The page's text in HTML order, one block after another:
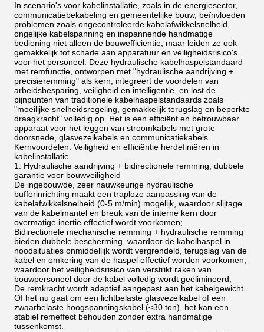
In scenario's voor kabelinstallatie, zoals in de energiesector,
communicatiebekabeling en gemeentelijke bouw, beïnvloeden
problemen zoals ongecontroleerde kabelafwikkelsnelheid,
ongelijke kabelspanning en inspannende handmatige
bediening niet alleen de bouwefficiëntie, maar leiden ze ook
gemakkelijk tot schade aan apparatuur en veiligheidsrisico's
voor het personeel. Deze hydraulische kabelhaspelstandaard
met remfunctie, ontworpen met "hydraulische aandrijving +
precisieremming" als kern, integreert de voordelen van
arbeidsbesparing, veiligheid en intelligentie, en lost de
pijnpunten van traditionele kabelhaspelstandaards zoals
"moeilijke snelheidsregeling, gemakkelijk terugslag en beperkte
draagkracht" volledig op. Het is een efficiënt en betrouwbaar
apparaat voor het leggen van stroomkabels met grote
doorsnede, glasvezelkabels en communicatiekabels.
Kernvoordelen: Veiligheid en efficiëntie herdefiniëren in
kabelinstallatie
1. Hydraulische aandrijving + bidirectionele remming, dubbele
garantie voor bouwveiligheid
De ingebouwde, zeer nauwkeurige hydraulische
bufferinrichting maakt een traploze aanpassing van de
kabelafwikkelsnelheid (0-5 m/min) mogelijk, waardoor slijtage
van de kabelmantel en breuk van de interne kern door
overmatige inertie effectief wordt voorkomen;
Bidirectionele mechanische remming + hydraulische remming
bieden dubbele bescherming, waardoor de kabelhaspel in
noodsituaties onmiddellijk wordt vergrendeld, terugslag van de
kabel en omkering van de haspel effectief worden voorkomen,
waardoor het veiligheidsrisico van verstrikt raken van
bouwpersoneel door de kabel volledig wordt geëlimineerd;
De remkracht wordt adaptief aangepast aan het kabelgewicht.
Of het nu gaat om een lichtbelaste glasvezelkabel of een
zwaarbelaste hoogspanningskabel (≤30 ton), het kan een
stabiel remeffect behouden zonder extra handmatige
tussenkomst.